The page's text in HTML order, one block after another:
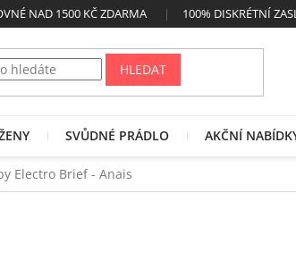
NAD 1500 KČ ZDARMA 100% DISKRÉTNÍ
HLEDAT
SVŮDNÉ PRÁDLO AKČNÍ
Electro Brief - Anais